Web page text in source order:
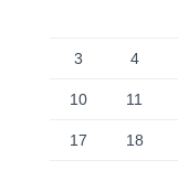
3 4
10 11
17 18